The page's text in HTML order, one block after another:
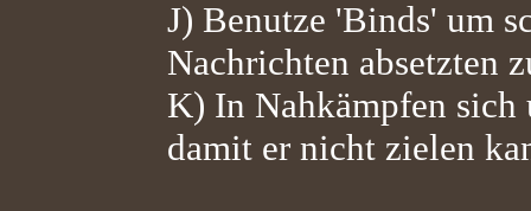
J) Benutze 'Binds' um
Nachrichten absetzten
K) In Nahkämpfen sich
damit er nicht zielen